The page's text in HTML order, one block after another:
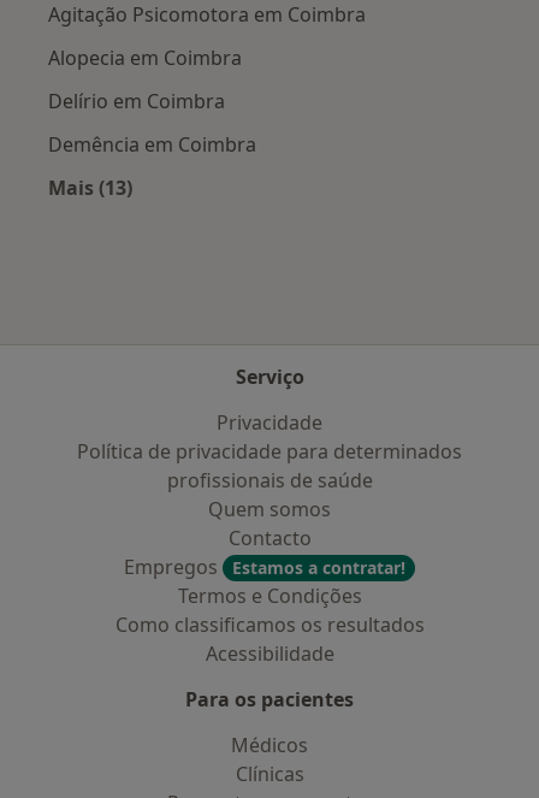
Agitação Psicomotora em Coimbra
Alopecia em Coimbra
Delírio em Coimbra
Demência em Coimbra
Mais (13)
Serviço
Privacidade
Política de privacidade para determinados
profissionais de saúde
Quem somos
Contacto
Empregos
Estamos a contratar!
Termos e Condições
Como classificamos os resultados
Acessibilidade
Para os pacientes
Médicos
Clínicas